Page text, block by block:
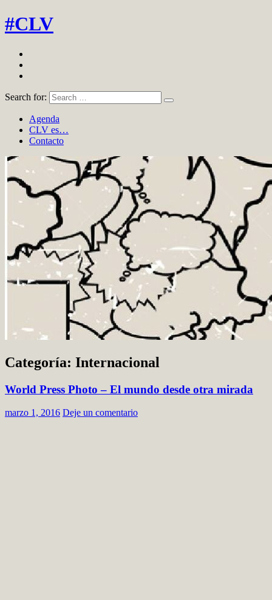
#CLV
Search for:
Agenda
CLV es…
Contacto
Categoría: Internacional
World Press Photo – El mundo desde otra mirada
marzo 1, 2016 Deje un comentario